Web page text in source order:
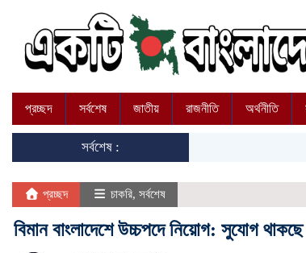
প্রচ্ছদ সর্বশেষ জাতীয় রাজনীতি অর্থনীতি
সর্বশেষ :
প্রচ্ছদ চাকরি, সর্বশেষ
বিমান বাংলাদেশে উচ্চপদে নিয়োগ: সুযোগ